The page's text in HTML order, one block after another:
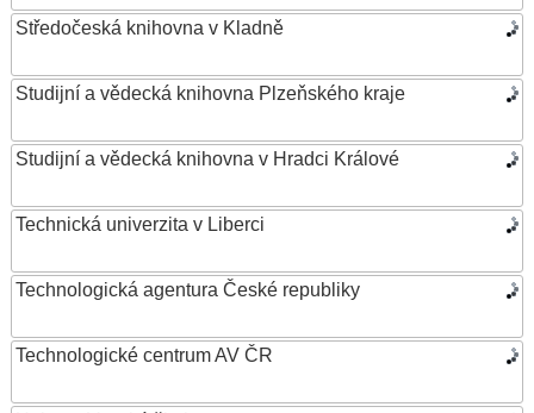
Středočeská knihovna v Kladně
Studijní a vědecká knihovna Plzeňského kraje
Studijní a vědecká knihovna v Hradci Králové
Technická univerzita v Liberci
Technologická agentura České republiky
Technologické centrum AV ČR